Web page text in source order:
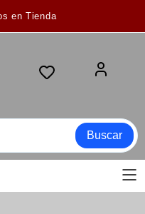
en Tienda
Buscar